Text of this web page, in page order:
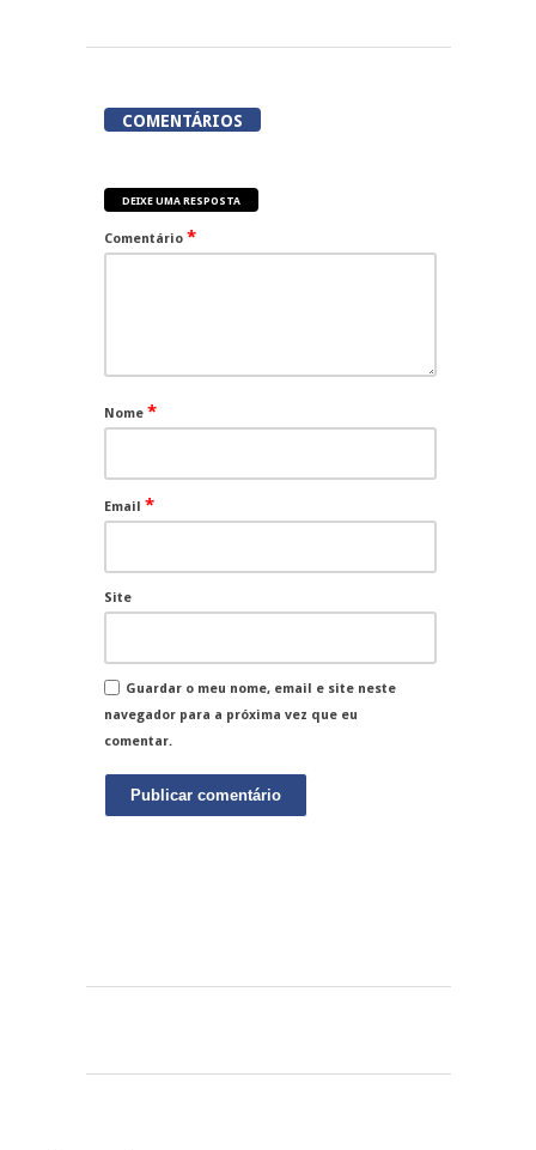
COMENTÁRIOS
DEIXE UMA RESPOSTA
Comentário *
Nome *
Email *
Site
Guardar o meu nome, email e site neste
navegador para a próxima vez que eu
comentar.